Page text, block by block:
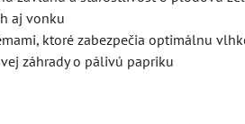
aj vonku
ktoré zabezpečia optimálnu
záhrady o pálivú papriku